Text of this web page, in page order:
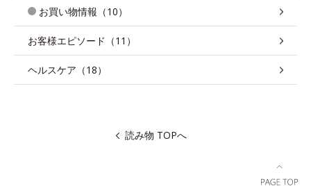
お買い物情報（10）
お客様エピソード（11）
ヘルスケア（18）
読み物 TOPへ